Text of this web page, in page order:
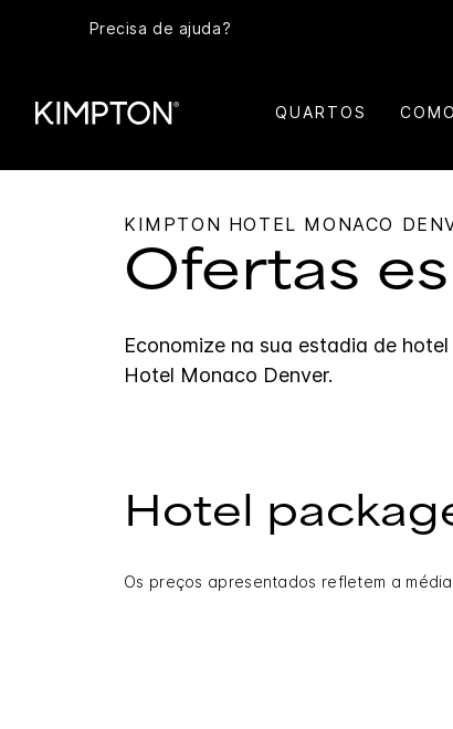
Precisa de ajuda?
QUARTOS
KIMPTON HOTEL MONACO
Ofertas
Economize na sua estadia de
Hotel Monaco Denver.
Hotel
Os preços apresentados refletem a